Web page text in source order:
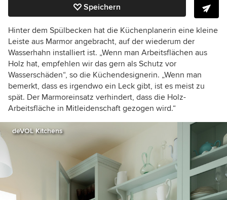
Speichern
Hinter dem Spülbecken hat die Küchenplanerin eine kleine
Leiste aus Marmor angebracht, auf der wiederum der
Wasserhahn installiert ist. „Wenn man Arbeitsflächen aus
Holz hat, empfehlen wir das gern als Schutz vor
Wasserschäden“, so die Küchendesignerin. „Wenn man
bemerkt, dass es irgendwo ein Leck gibt, ist es meist zu
spät. Der Marmoreinsatz verhindert, dass die Holz-
Arbeitsfläche in Mitleidenschaft gezogen wird.“
deVOL Kitchens